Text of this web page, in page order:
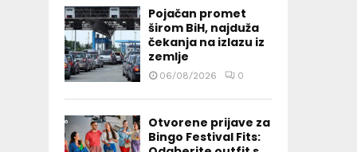
Pojačan promet
širom BiH, najduža
čekanja na izlazu iz
zemlje
06/08/2026 0
Otvorene prijave za
Bingo Festival Fits: